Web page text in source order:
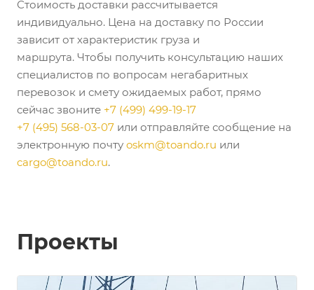
Стоимость доставки рассчитывается
индивидуально. Цена на доставку по России
зависит от характеристик груза и
маршрута. Чтобы получить консультацию наших
специалистов по вопросам негабаритных
перевозок и смету ожидаемых работ, прямо
сейчас звоните +7 (499) 499-19-17
+7 (495) 568-03-07 или отправляйте сообщение на
электронную почту oskm@toando.ru или
cargo@toando.ru.
Проекты